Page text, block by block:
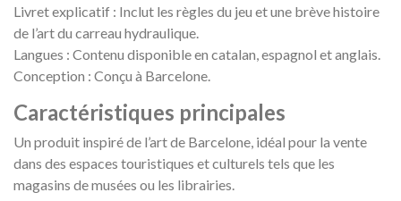
Livret explicatif : Inclut les règles du jeu et une brève histoire
de l’art du carreau hydraulique.
Langues : Contenu disponible en catalan, espagnol et anglais.
Conception : Conçu à Barcelone.
Caractéristiques principales
Un produit inspiré de l’art de Barcelone, idéal pour la vente
dans des espaces touristiques et culturels tels que les
magasins de musées ou les librairies.